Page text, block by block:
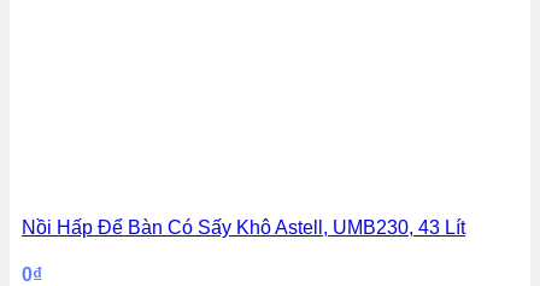
Nồi Hấp Để Bàn Có Sấy Khô Astell, UMB230, 43 Lít
0₫